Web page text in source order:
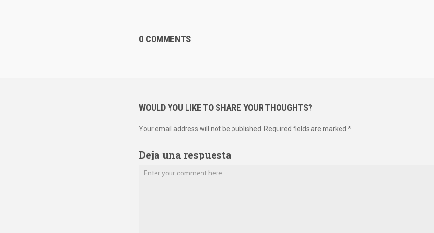
0 COMMENTS
WOULD YOU LIKE TO SHARE YOUR THOUGHTS?
Your email address will not be published. Required fields are marked *
Deja una respuesta